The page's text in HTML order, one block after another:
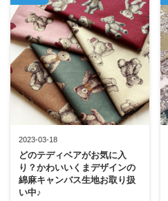
2023-03-18
どのテディベアがお気に入
り？かわいいくまデザインの
綿麻キャンバス生地お取り扱
い中♪